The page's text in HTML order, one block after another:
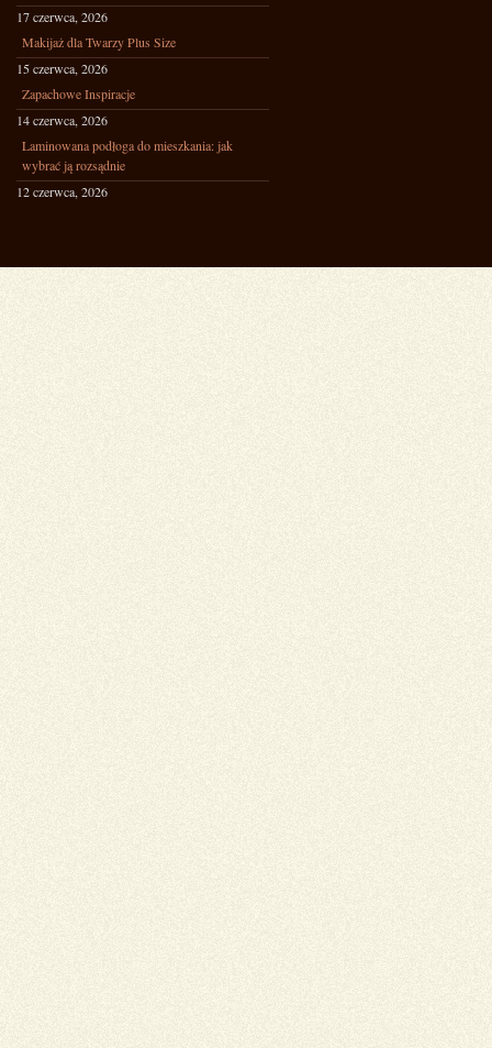
17 czerwca, 2026
Makijaż dla Twarzy Plus Size
15 czerwca, 2026
Zapachowe Inspiracje
14 czerwca, 2026
Laminowana podłoga do mieszkania: jak
wybrać ją rozsądnie
12 czerwca, 2026